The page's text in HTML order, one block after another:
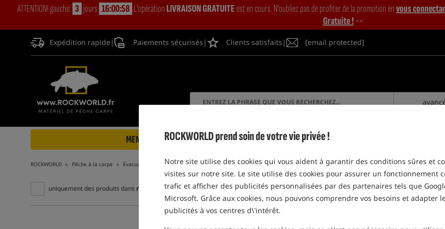
ROCKWORLD prend soin de votre vie privée !
Notre site utilise des cookies qui vous aident à garantir des conditions sûres et
visites sur notre site. Le site utilise des cookies pour assurer un fonctionnement
trafic et afficher des publicités personnalisées par des partenaires tels que
Microsoft. Grâce aux cookies, nous pouvons comprendre vos besoins et adapter
publicités à vos centres d\'intérêt.
ATTENTION! gauche: 3 jours 16:00:57 L'opérationLIVRAISON GRATUITE est en cours. N'oubliez pas de profiter de la promotion envous
Gratuite !<<
Expédition rapide | Paiements sécurisés | Clients satisfaits | [email protected]
MENU
ROCKWORLD Pêche à la carpe Évacuation et reconnaissance du lieu de pêche Bateaux d'amorçage Vega Boat
uniquement des produits dans notre entrepôt